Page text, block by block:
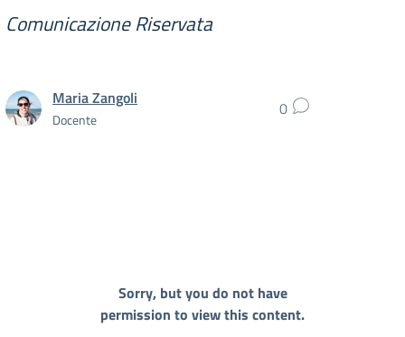
Comunicazione Riservata
Maria Zangoli
Docente 0
Sorry, but you do not have
permission to view this content.